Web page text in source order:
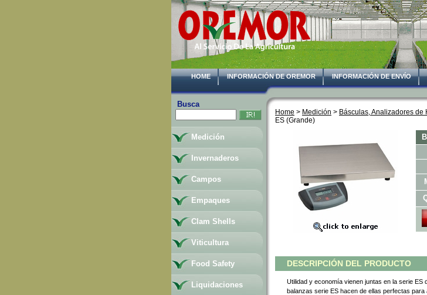
HOME INFORMACIÓN DE OREMOR INFORMACIÓN DE ENVÍO
Home > Medición > Básculas, Analizadores de
ES (Grande)
DESCRIPCIÓN DEL PRODUCTO
Utilidad y economía vienen juntas en la serie ES
balanzas serie ES hacen de ellas perfectas
Busca
Medición
Invernaderos
Campos
Empaques
Clam Shells
Viticultura
Food Safety
Liquidaciones